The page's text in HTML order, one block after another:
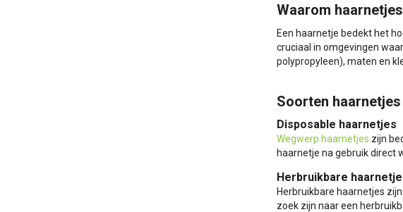
Waarom
Een haarnetje bedekt het
cruciaal in omgevingen
polypropyleen), maten en
Soorten haarnetjes
Disposable haarnetjes
Wegwerp haarnetjes zijn
haarnetje na gebruik direct
Herbruikbare
Herbruikbare haarnetjes
zoek zijn naar een